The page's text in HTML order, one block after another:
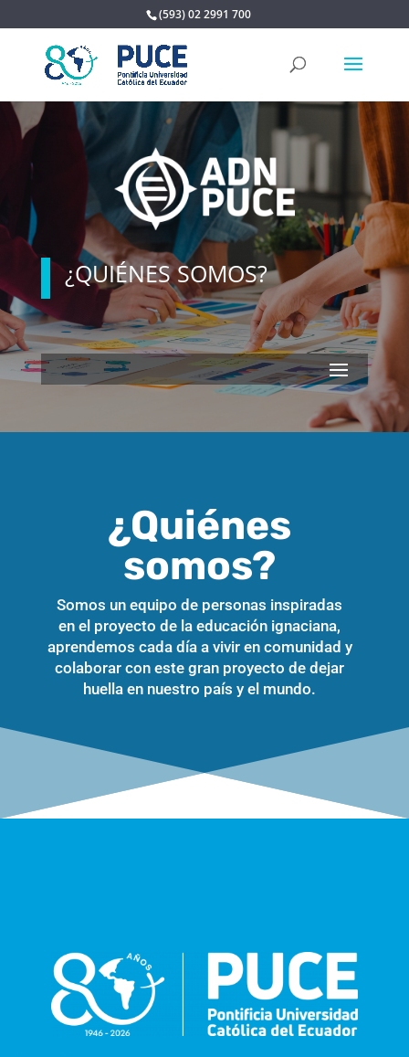
(593) 02 2991 700
¿QUIÉNES SOMOS?
¿Quiénes
somos?
Somos un equipo de personas inspiradas
en el proyecto de la educación ignaciana,
aprendemos cada día a vivir en comunidad y
colaborar con este gran proyecto de dejar
huella en nuestro país y el mundo.